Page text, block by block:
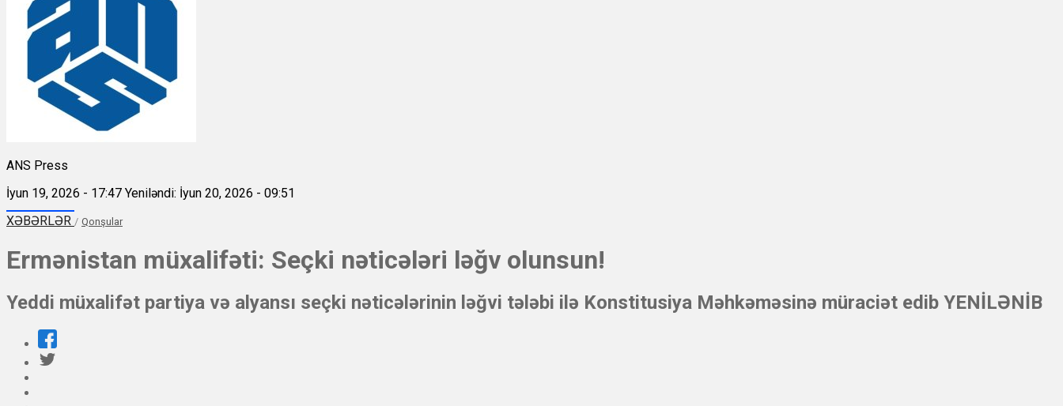
ANS Press
İyun 19, 2026 - 17:47 Yeniləndi: İyun 20, 2026 - 09:51
XƏBƏRLƏR / Qonşular
Ermənistan müxalifəti: Seçki nəticələri ləğv olunsun!
Yeddi müxalifət partiya və alyansı seçki nəticələrinin ləğvi tələbi ilə Konstitusiya Məhkəməsinə müraciət edib YENİLƏNİB